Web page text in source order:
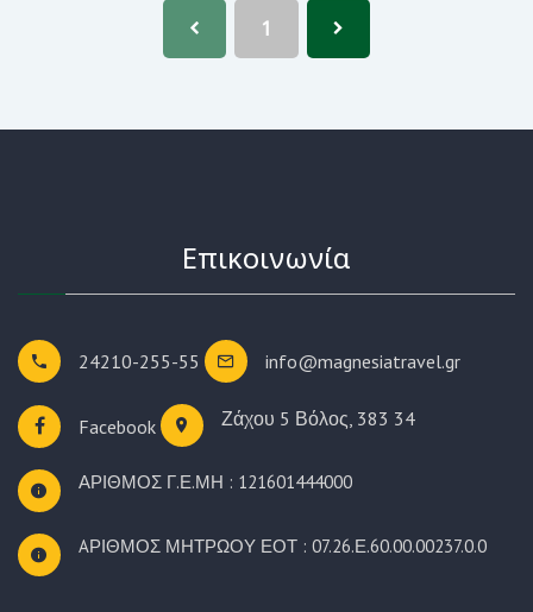
1
Επικοινωνία
24210-255-55 info@magnesiatravel.gr
Facebook Ζάχου 5 Βόλος, 383 34
ΑΡΙΘΜΟΣ Γ.Ε.ΜΗ : 121601444000
AΡΙΘΜΟΣ ΜΗΤΡΩΟΥ ΕΟΤ : 07.26.Ε.60.00.00237.0.0